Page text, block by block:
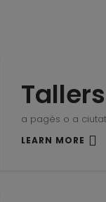
a pagès o a ciutat
LEARN MORE